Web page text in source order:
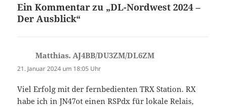
Ein Kommentar zu „DL-Nordwest 2024 –
Der Ausblick“
Matthias. AJ4BB/DU3ZM/DL6ZM
21. Januar 2024 um 18:05 Uhr
Viel Erfolg mit der fernbedienten TRX Station. RX
habe ich in JN47ot einen RSPdx für lokale Relais,